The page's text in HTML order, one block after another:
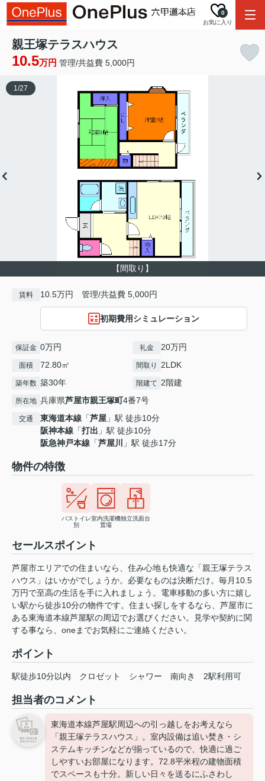
お気に入り
0
親王塚テラスハウス
10.5万円 管理/共益費 5,000円
【間取り】
1/27
賃料 10.5万円 管理/共益費 5,000円
初期費用シミュレーション
保証金 0万円 礼金 20万円
面積 72.80㎡ 間取り 2LDK
築年数 築30年 階建て 2階建
所在地 兵庫県芦屋市親王塚町4番7号
交通 東海道本線 「芦屋 」駅 徒歩10分
阪神本線 「打出 」駅 徒歩10分
阪急神戸本線 「芦屋川 」駅 徒歩17分
物件の特徴
バストイレ
別
室内洗濯機
置場
独立洗面台
セールスポイント
芦屋市エリアでの住まいなら、住み心地も快適な「親王塚テラス
ハウス」はいかがでしょうか。必要なものは決断だけ。毎月10.5
万円で至高の生活を手に入れましょう。電車移動の多い方に嬉し
い駅から徒歩10分の物件です。住まい探しをするなら、芦屋市に
ある東海道本線芦屋駅の周辺でお選びください。見学や契約に関
する事なら、oneまでお気軽にご連絡ください。
ポイント
駅徒歩10分以内 クロゼット シャワー 南向き 2駅利用可
担当者のコメント
東海道本線芦屋駅周辺への引っ越しをお考えなら
「親王塚テラスハウス」。室内設備は追い焚き・シ
ステムキッチンなどが揃っているので、快適に過ご
しやすいお部屋になります。72.8平米程の建物面積
でスペースも十分。新しい日々を送るにふさわし